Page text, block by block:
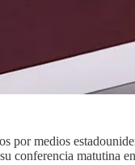
por medios
conferencia matutina